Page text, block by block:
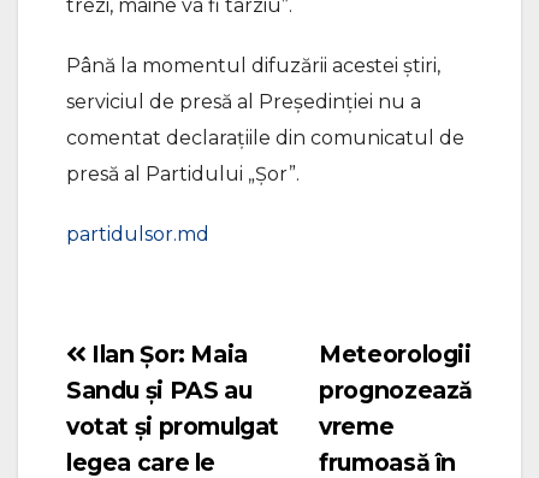
trezi, mâine va fi târziu”.
Până la momentul difuzării acestei știri,
serviciul de presă al Președinției nu a
comentat declarațiile din comunicatul de
presă al Partidului „Șor”.
partidulsor.md
Navigare
în
articole
Meteorologii
prognozează
vreme
frumoasă în
Ilan Șor: Maia
Sandu și PAS au
votat și promulgat
legea care le